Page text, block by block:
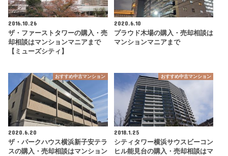
2016.10.26
ザ・ファーストタワーの購入・売
却相談はマンションマニアまで
【ミューズシティ】
2020.6.10
プラウド木場の購入・売却相談は
マンションマニアまで
おすすめ中古マンション
2020.6.20
ザ・パークハウス横浜新子安テラ
スの購入・売却相談はマンション
おすすめ中古マンション
2018.1.25
シティタワー横浜サウスビーコン
ヒル能見台の購入・売却相談はマ